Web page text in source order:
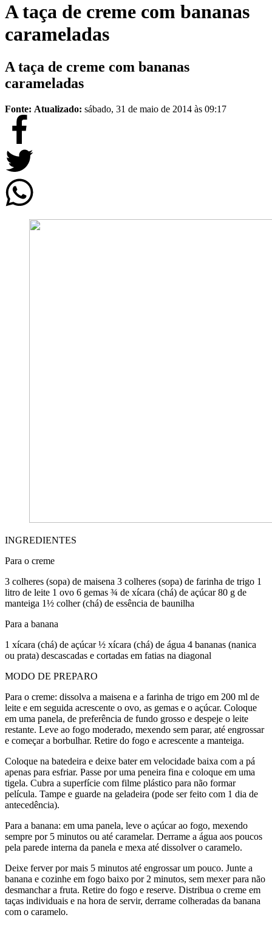
A taça de creme com bananas
carameladas
A taça de creme com bananas
carameladas
Fonte: Atualizado: sábado, 31 de maio de 2014 às 09:17
INGREDIENTES
Para o creme
3 colheres (sopa) de maisena 3 colheres (sopa) de farinha de trigo 1
litro de leite 1 ovo 6 gemas ¾ de xícara (chá) de açúcar 80 g de
manteiga 1½ colher (chá) de essência de baunilha
Para a banana
1 xícara (chá) de açúcar ½ xícara (chá) de água 4 bananas (nanica
ou prata) descascadas e cortadas em fatias na diagonal
MODO DE PREPARO
Para o creme: dissolva a maisena e a farinha de trigo em 200 ml de
leite e em seguida acrescente o ovo, as gemas e o açúcar. Coloque
em uma panela, de preferência de fundo grosso e despeje o leite
restante. Leve ao fogo moderado, mexendo sem parar, até engrossar
e começar a borbulhar. Retire do fogo e acrescente a manteiga.
Coloque na batedeira e deixe bater em velocidade baixa com a pá
apenas para esfriar. Passe por uma peneira fina e coloque em uma
tigela. Cubra a superfície com filme plástico para não formar
película. Tampe e guarde na geladeira (pode ser feito com 1 dia de
antecedência).
Para a banana: em uma panela, leve o açúcar ao fogo, mexendo
sempre por 5 minutos ou até caramelar. Derrame a água aos poucos
pela parede interna da panela e mexa até dissolver o caramelo.
Deixe ferver por mais 5 minutos até engrossar um pouco. Junte a
banana e cozinhe em fogo baixo por 2 minutos, sem mexer para não
desmanchar a fruta. Retire do fogo e reserve. Distribua o creme em
taças individuais e na hora de servir, derrame colheradas da banana
com o caramelo.